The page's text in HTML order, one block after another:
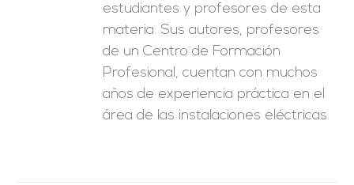
estudiantes y profesores de esta
materia. Sus autores, profesores
de un Centro de Formación
Profesional, cuentan con muchos
años de experiencia práctica en el
área de las instalaciones eléctricas.